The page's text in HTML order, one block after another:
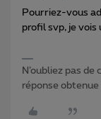
Pourriez-vous
profil svp, je vois
N’oubliez pas
réponse